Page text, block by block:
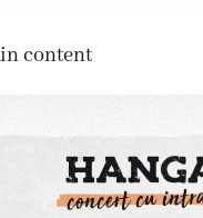
content